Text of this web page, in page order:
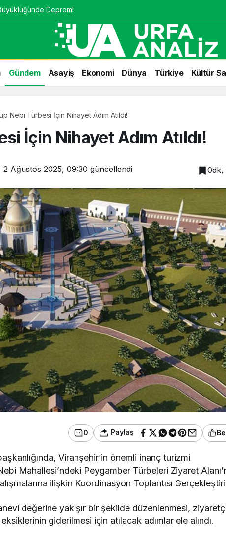
Deprem!
Gündem Asayiş Ekonomi Dünya Türkiye Kültür
Nebi Türbesi İçin Nihayet Adım Atıldı!
İçin Nihayet Adım Atıldı!
2 Ağustos 2025, 09:30 güncellendi 0dk,
0 Paylaş
Viranşehir’in önemli inanç turizmi
Mahallesi’ndeki Peygamber Türbeleri Ziyaret
ilişkin Koordinasyon Toplantısı
değerine yakışır bir şekilde düzenlenmesi,
giderilmesi için atılacak adımlar ele alındı.